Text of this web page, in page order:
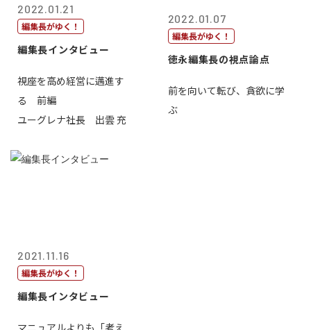
2022.01.21
編集長がゆく！
編集長インタビュー
視座を高め経営に邁進す
る 前編
ユーグレナ社長 出雲 充
2022.01.07
編集長がゆく！
徳永編集長の視点論点
前を向いて転び、貪欲に学
ぶ
2021.11.16
編集長がゆく！
編集長インタビュー
マニュアルよりも「考え